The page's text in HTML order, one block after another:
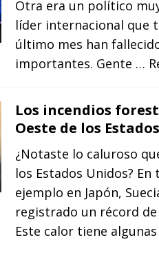
Otra era un político
líder internacional que
último mes han
importantes. Gente …
Los incendios
Oeste de los
¿Notaste lo caluroso
los Estados Unidos?
ejemplo en Japón,
registrado un récord
Este calor tiene algunas